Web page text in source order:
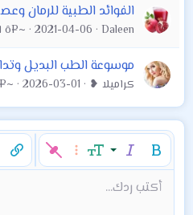
الفوائد الطبية للرمان
Daleen
2021-04-06 ~¤ô الملتقى الصحي العام والطب البديل ô¤~
كراميلا ❥ 2026-03-01 ~¤ô الملتقى الصحي العام والطب البديل ô¤~
غامق مائل حجم الخط
9
10
خيارات إضافية…
لون النصBackground Color
عائلة الخطالإبتسامات
إقتباسميديا إعادةتبديل الـ BB codeإزالة التنسيقأكتب ردك...